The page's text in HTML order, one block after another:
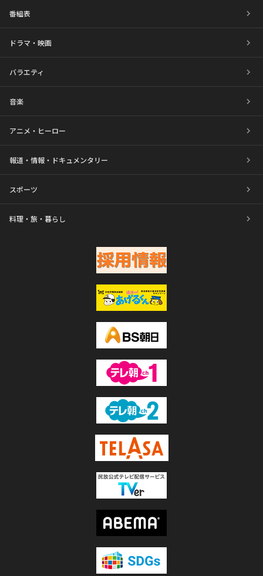
番組表
ドラマ・映画
バラエティ
音楽
アニメ・ヒーロー
報道・情報・ドキュメンタリー
スポーツ
料理・旅・暮らし